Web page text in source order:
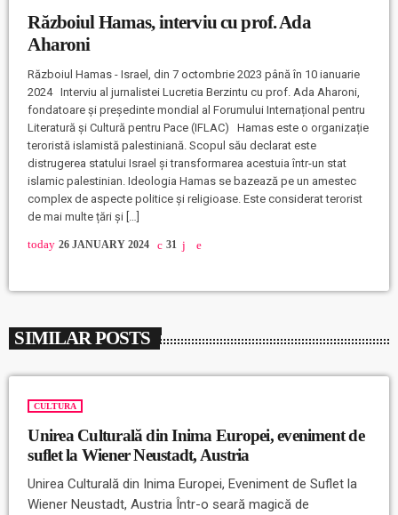
Războiul Hamas, interviu cu prof. Ada
Aharoni
Războiul Hamas - Israel, din 7 octombrie 2023 până în 10 ianuarie
2024 Interviu al jurnalistei Lucretia Berzintu cu prof. Ada Aharoni,
fondatoare și președinte mondial al Forumului Internațional pentru
Literatură și Cultură pentru Pace (IFLAC) Hamas este o organizație
teroristă islamistă palestiniană. Scopul său declarat este
distrugerea statului Israel și transformarea acestuia într-un stat
islamic palestinian. Ideologia Hamas se bazează pe un amestec
complex de aspecte politice și religioase. Este considerat terorist
de mai multe țări și […]
today 26 JANUARY 2024 31
SIMILAR POSTS
CULTURA
Unirea Culturală din Inima Europei, eveniment de
suflet la Wiener Neustadt, Austria
Unirea Culturală din Inima Europei, Eveniment de Suflet la
Wiener Neustadt, Austria Într-o seară magică de